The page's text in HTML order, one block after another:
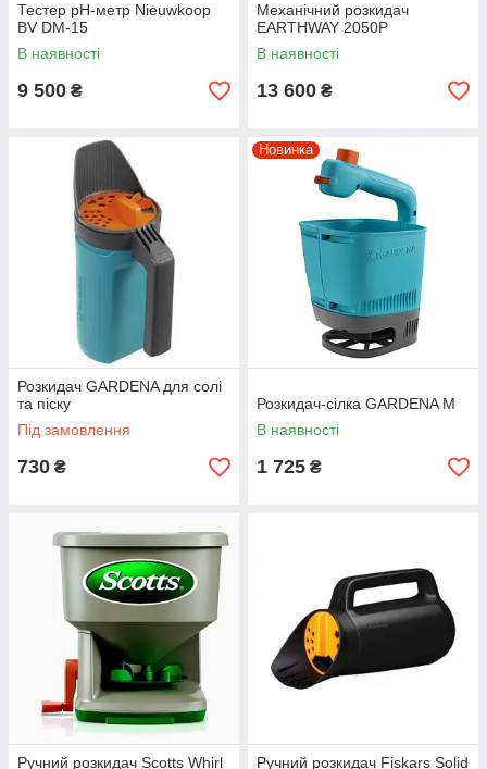
Тестер pH-метр Nieuwkoop
BV DM-15
В наявності
9 500 ₴
Механічний розкидач
EARTHWAY 2050P
В наявності
13 600 ₴
Розкидач GARDENA для солі
та піску
Під замовлення
730 ₴
Новинка
Розкидач-сілка GARDENA M
В наявності
1 725 ₴
Ручний розкидач Scotts Whirl Ручний розкидач Fiskars Solid